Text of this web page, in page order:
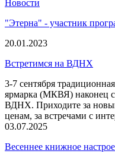
Новости
"Этерна" - участник
20.01.2023
Встретимся на ВДНХ
3-7 сентября
ярмарка (МКВЯ) наконец
ВДНХ. Приходите за
ценам, за встречами с
03.07.2025
Весеннее книжное